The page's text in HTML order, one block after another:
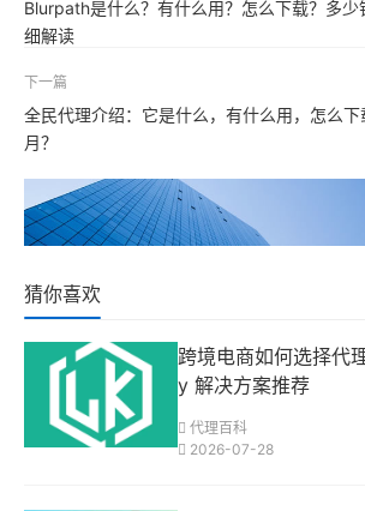
Blurpath是什么？有什么用？怎么下载？多少
细解读
下一篇
全民代理介绍：它是什么，有什么用，怎么
月？
猜你喜欢
跨境电商如何选择代
y 解决方案推荐
代理百科
2026-07-28